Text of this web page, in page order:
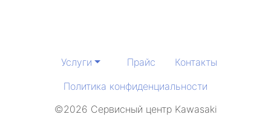
Услуги Прайс
Контакты
Политика конфиденциальности
©2026 Сервисный центр Kawasaki